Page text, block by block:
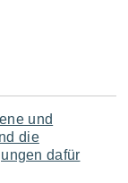
und
die
dafür